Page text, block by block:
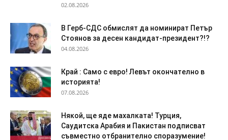
02.08.2026
В Герб-СДС обмислят да номинират Петър
Стоянов за десен кандидат-президент?!?
04.08.2026
Край : Само с евро! Левът окончателно в
историята!
07.08.2026
Някой, ще яде махалката! Турция,
Саудитска Арабия и Пакистан подписват
съвместно отбранително споразумение!